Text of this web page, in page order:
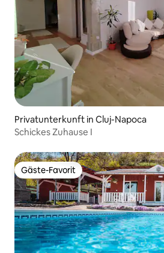
Privatunterkunft in Cluj-Napoca
Schickes Zuhause I
Gäste-Favorit
Gäste-Favorit